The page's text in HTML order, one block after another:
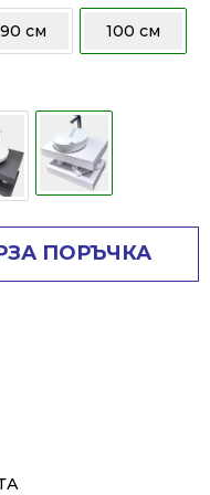
90 см 100 см
ПОРЪЧКА